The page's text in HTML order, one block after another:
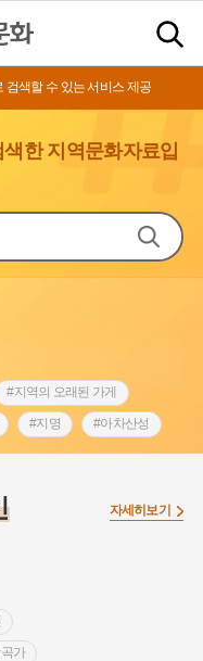
검색할 수 있는 서비스 제공
한 지역문화자료입
#지역의 오래된 가게
#지명 #아차산성
#노원구
구 #고구마
#낙성대
#나주
가
자세히보기